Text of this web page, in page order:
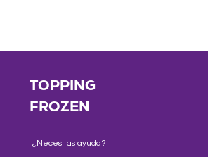
TOPPING
FROZEN
¿Necesitas ayuda?